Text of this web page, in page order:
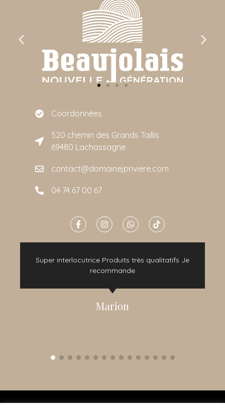
Coordonnées
520 chemin des Grands Taillis
69480 Lachassagne
contact@domainejpriviere.com
04 74 67 00 67
Super interlocutrice Produits très qualitatifs Je
recommande
Marion